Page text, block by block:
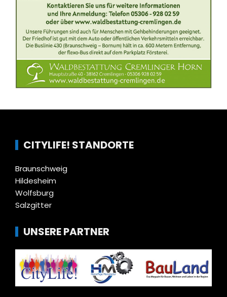
CITYLIFE! STANDORTE
Braunschweig
Hildesheim
Wolfsburg
Salzgitter
UNSERE PARTNER